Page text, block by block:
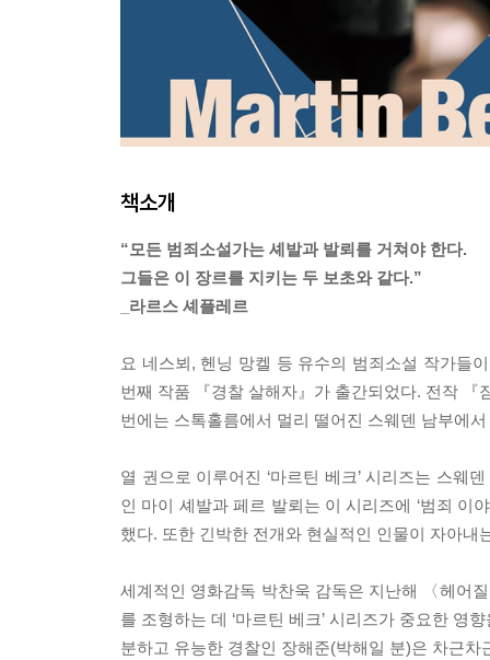
책소개
“모든 범죄소설가는 셰발과 발뢰를 거쳐야 한다.
그들은 이 장르를 지키는 두 보초와 같다.”
_라르스 셰플레르
요 네스뵈, 헨닝 망켈 등 유수의 범죄소설 작가들
번째 작품 『경찰 살해자』가 출간되었다. 전작
번에는 스톡홀름에서 멀리 떨어진 스웨덴 남부에
열 권으로 이루어진 ‘마르틴 베크’ 시리즈는 스웨
인 마이 셰발과 페르 발뢰는 이 시리즈에 ‘범죄 이
했다. 또한 긴박한 전개와 현실적인 인물이 자아
세계적인 영화감독 박찬욱 감독은 지난해 〈헤어
를 조형하는 데 ‘마르틴 베크’ 시리즈가 중요한 영
분하고 유능한 경찰인 장해준(박해일 분)은 차근차